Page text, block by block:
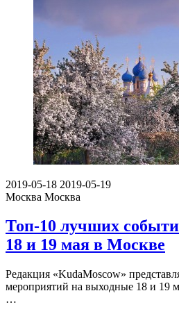
2019-05-18 2019-05-19
Москва Москва
Топ-10 лучших
18 и 19 мая в Москве
Редакция «KudaMoscow»
мероприятий на выходные 18 и 19
…